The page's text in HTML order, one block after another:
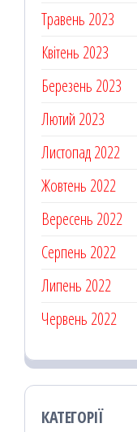
Травень 2023
Квітень 2023
Березень 2023
Лютий 2023
Листопад 2022
Жовтень 2022
Вересень 2022
Серпень 2022
Липень 2022
Червень 2022
КАТЕГОРІЇ